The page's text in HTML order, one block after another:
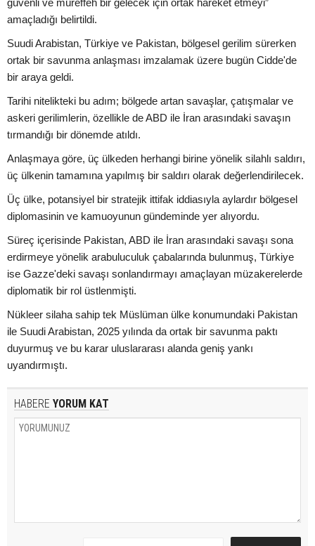
amaçladığı belirtildi.
Suudi Arabistan, Türkiye ve Pakistan, bölgesel gerilim sürerken
ortak bir savunma anlaşması imzalamak üzere bugün Cidde'de
bir araya geldi.
Tarihi nitelikteki bu adım; bölgede artan savaşlar, çatışmalar ve
askeri gerilimlerin, özellikle de ABD ile İran arasındaki savaşın
tırmandığı bir dönemde atıldı.
Anlaşmaya göre, üç ülkeden herhangi birine yönelik silahlı saldırı,
üç ülkenin tamamına yapılmış bir saldırı olarak değerlendirilecek.
Üç ülke, potansiyel bir stratejik ittifak iddiasıyla aylardır bölgesel
diplomasinin ve kamuoyunun gündeminde yer alıyordu.
Süreç içerisinde Pakistan, ABD ile İran arasındaki savaşı sona
erdirmeye yönelik arabuluculuk çabalarında bulunmuş, Türkiye
ise Gazze'deki savaşı sonlandırmayı amaçlayan müzakerelerde
diplomatik bir rol üstlenmişti.
Nükleer silaha sahip tek Müslüman ülke konumundaki Pakistan
ile Suudi Arabistan, 2025 yılında da ortak bir savunma paktı
duyurmuş ve bu karar uluslararası alanda geniş yankı
uyandırmıştı.
HABERE YORUM KAT